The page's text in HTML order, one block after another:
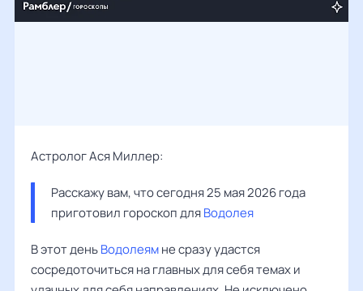
Астролог Ася Миллер:
Расскажу вам, что сегодня 25 мая 2026 года
приготовил гороскоп для Водолея
В этот деньВодолеямне сразу удастся
сосредоточиться на главных для себя темах и